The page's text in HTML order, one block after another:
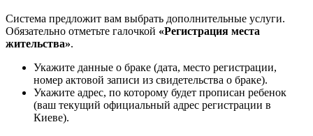
Система предложит вам выбрать дополнительные услуги.
Обязательно отметьте галочкой «Регистрация места
жительства».
Укажите данные о браке (дата, место регистрации,
номер актовой записи из свидетельства о браке).
Укажите адрес, по которому будет прописан ребенок
(ваш текущий официальный адрес регистрации в
Киеве).